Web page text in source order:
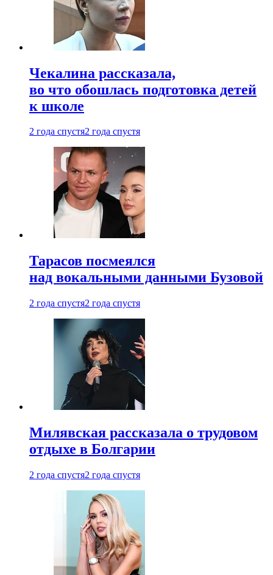
Чекалина рассказала,
во что обошлась подготовка детей
к школе
2 года спустя2 года спустя
Тарасов посмеялся
над вокальными данными Бузовой
2 года спустя2 года спустя
Милявская рассказала о трудовом
отдыхе в Болгарии
2 года спустя2 года спустя